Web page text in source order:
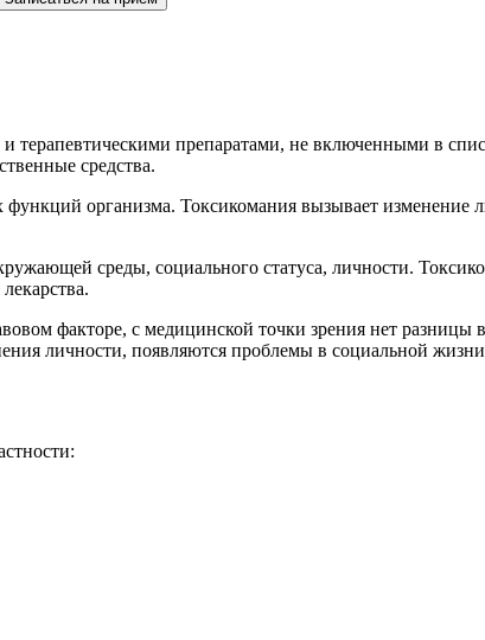
терапевтическими препаратами, не включенными в
средства.
организма. Токсикомания вызывает изменение
среды, социального статуса, личности.
факторе, с медицинской точки зрения нет
личности, появляются проблемы в социальной